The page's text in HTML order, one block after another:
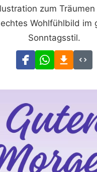
zum
Wohlfühlbild im
Sonntagsstil.